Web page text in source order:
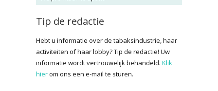
Tip de redactie
Hebt u informatie over de tabaksindustrie, haar
activiteiten of haar lobby? Tip de redactie! Uw
informatie wordt vertrouwelijk behandeld. Klik
hierom ons een e-mail te sturen.